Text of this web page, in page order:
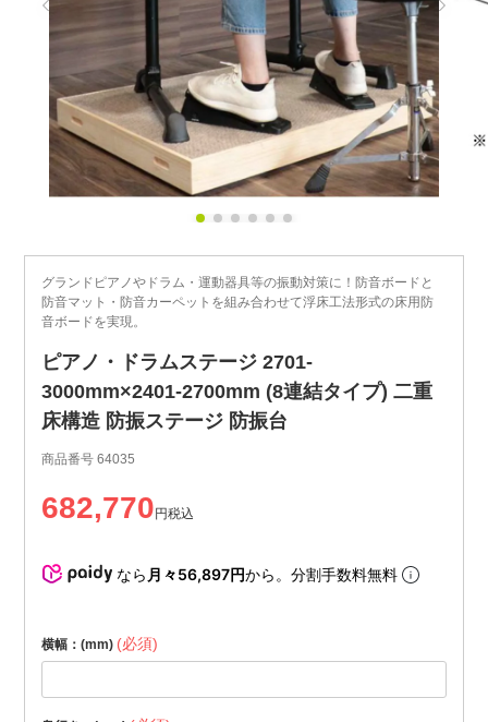
グランドピアノやドラム・運動器具等の振動対策に！防音ボードと
防音マット・防音カーペットを組み合わせて浮床工法形式の床用防
音ボードを実現。
ピアノ・ドラムステージ 2701-
3000mm×2401-2700mm (8連結タイプ) 二重
床構造 防振ステージ 防振台
商品番号 64035
682,770 税込
なら 月々56,897円から。分割手数料無料
横幅：(mm) (必須)